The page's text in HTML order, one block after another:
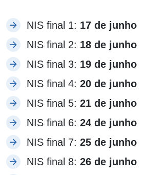
NIS final 1: 17 de junho
NIS final 2: 18 de junho
NIS final 3: 19 de junho
NIS final 4: 20 de junho
NIS final 5: 21 de junho
NIS final 6: 24 de junho
NIS final 7: 25 de junho
NIS final 8: 26 de junho